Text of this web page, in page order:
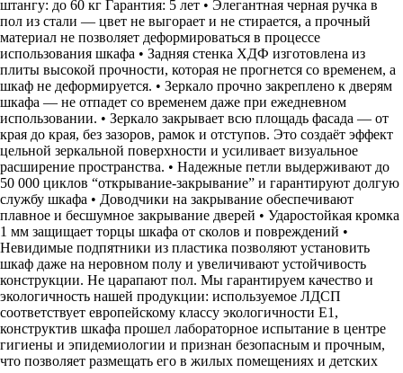
штангу: до 60 кг Гарантия: 5 лет • Элегантная черная ручка в
пол из стали — цвет не выгорает и не стирается, а прочный
материал не позволяет деформироваться в процессе
использования шкафа • Задняя стенка ХДФ изготовлена из
плиты высокой прочности, которая не прогнется со временем, а
шкаф не деформируется. • Зеркало прочно закреплено к дверям
шкафа — не отпадет со временем даже при ежедневном
использовании. • Зеркало закрывает всю площадь фасада — от
края до края, без зазоров, рамок и отступов. Это создаёт эффект
цельной зеркальной поверхности и усиливает визуальное
расширение пространства. • Надежные петли выдерживают до
50 000 циклов “открывание-закрывание” и гарантируют долгую
службу шкафа • Доводчики на закрывание обеспечивают
плавное и бесшумное закрывание дверей • Ударостойкая кромка
1 мм защищает торцы шкафа от сколов и повреждений •
Невидимые подпятники из пластика позволяют установить
шкаф даже на неровном полу и увеличивают устойчивость
конструкции. Не царапают пол. Мы гарантируем качество и
экологичность нашей продукции: используемое ЛДСП
соответствует европейскому классу экологичности Е1,
конструктив шкафа прошел лабораторное испытание в центре
гигиены и эпидемиологии и признан безопасным и прочным,
что позволяет размещать его в жилых помещениях и детских